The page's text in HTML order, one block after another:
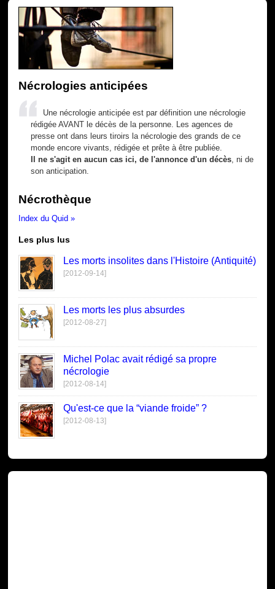
Nécrologies anticipées
Une nécrologie anticipée est par définition une nécrologie
rédigée AVANT le décès de la personne. Les agences de
presse ont dans leurs tiroirs la nécrologie des grands de ce
monde encore vivants, rédigée et prête à être publiée.
Il ne s'agit en aucun cas ici, de l'annonce d'un décès , ni de
son anticipation.
Nécrothèque
Index du Quid »
Les plus lus
Les morts insolites dans l'Histoire (Antiquité)
[2012-09-14]
Les morts les plus absurdes
[2012-08-27]
Michel Polac avait rédigé sa propre
nécrologie
[2012-08-14]
Qu'est-ce que la “viande froide” ?
[2012-08-13]